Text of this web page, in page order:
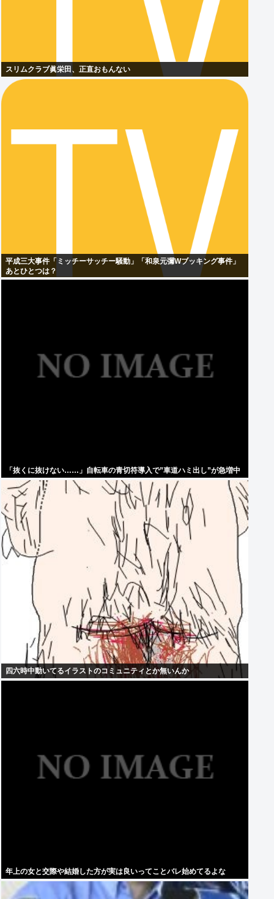
スリムクラブ眞栄田、正直おもんない
平成三大事件「ミッチーサッチー騒動」「和泉元彌Wブッキング事件」
あとひとつは？
「抜くに抜けない……」自転車の青切符導入で”車道ハミ出し”が急増中
四六時中動いてるイラストのコミュニティとか無いんか
年上の女と交際や結婚した方が実は良いってことバレ始めてるよな